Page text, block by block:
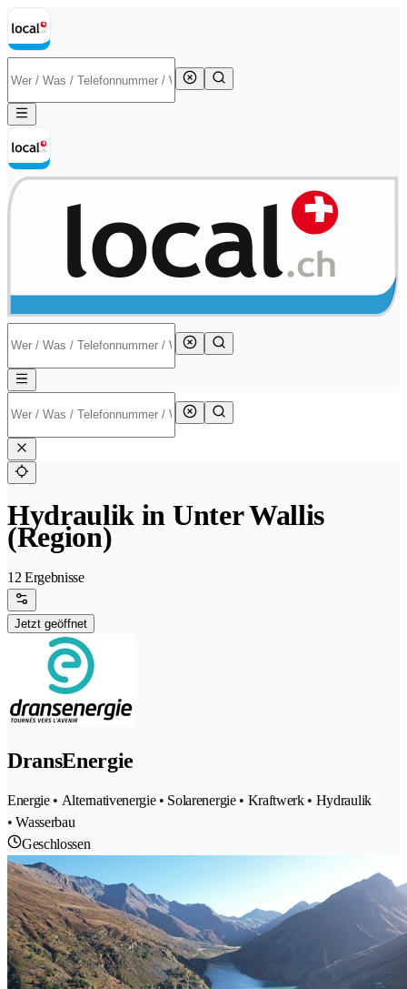
Hydraulik in Unter Wallis
(Region)
12 Ergebnisse
Jetzt geöffnet
DransEnergie
Energie • Alternativenergie • Solarenergie • Kraftwerk • Hydraulik
• Wasserbau
Geschlossen